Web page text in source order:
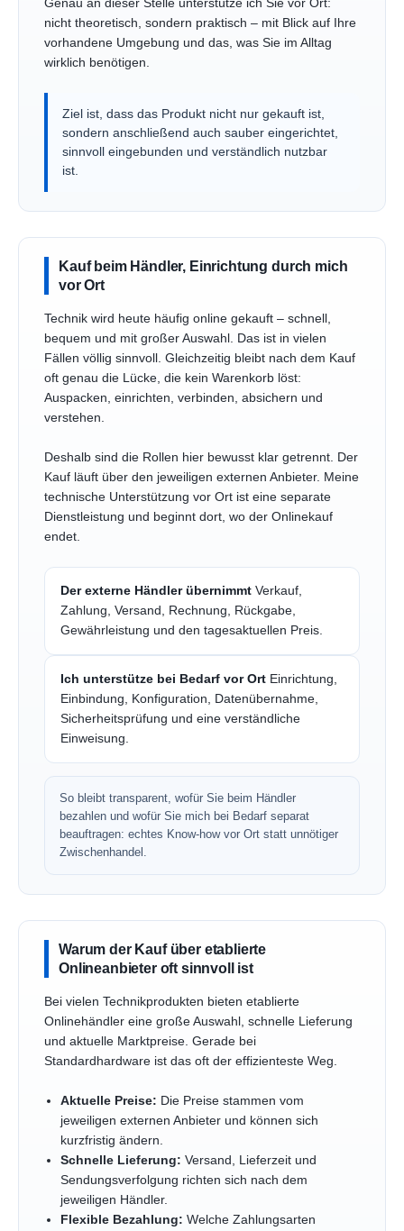
Genau an dieser Stelle unterstütze ich Sie vor Ort:
nicht theoretisch, sondern praktisch – mit Blick auf Ihre
vorhandene Umgebung und das, was Sie im Alltag
wirklich benötigen.
Ziel ist, dass das Produkt nicht nur gekauft ist,
sondern anschließend auch sauber eingerichtet,
sinnvoll eingebunden und verständlich nutzbar
ist.
Kauf beim Händler, Einrichtung durch mich
vor Ort
Technik wird heute häufig online gekauft – schnell,
bequem und mit großer Auswahl. Das ist in vielen
Fällen völlig sinnvoll. Gleichzeitig bleibt nach dem Kauf
oft genau die Lücke, die kein Warenkorb löst:
Auspacken, einrichten, verbinden, absichern und
verstehen.
Deshalb sind die Rollen hier bewusst klar getrennt. Der
Kauf läuft über den jeweiligen externen Anbieter. Meine
technische Unterstützung vor Ort ist eine separate
Dienstleistung und beginnt dort, wo der Onlinekauf
endet.
Der externe Händler übernimmt Verkauf,
Zahlung, Versand, Rechnung, Rückgabe,
Gewährleistung und den tagesaktuellen Preis.
Ich unterstütze bei Bedarf vor Ort Einrichtung,
Einbindung, Konfiguration, Datenübernahme,
Sicherheitsprüfung und eine verständliche
Einweisung.
So bleibt transparent, wofür Sie beim Händler
bezahlen und wofür Sie mich bei Bedarf separat
beauftragen: echtes Know-how vor Ort statt unnötiger
Zwischenhandel.
Warum der Kauf über etablierte
Onlineanbieter oft sinnvoll ist
Bei vielen Technikprodukten bieten etablierte
Onlinehändler eine große Auswahl, schnelle Lieferung
und aktuelle Marktpreise. Gerade bei
Standardhardware ist das oft der effizienteste Weg.
Aktuelle Preise: Die Preise stammen vom
jeweiligen externen Anbieter und können sich
kurzfristig ändern.
Schnelle Lieferung: Versand, Lieferzeit und
Sendungsverfolgung richten sich nach dem
jeweiligen Händler.
Flexible Bezahlung: Welche Zahlungsarten